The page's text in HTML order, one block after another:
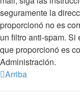
seguramente la
proporcionó no es
un filtro anti-spam.
que proporcionó es
Administración.
Arriba